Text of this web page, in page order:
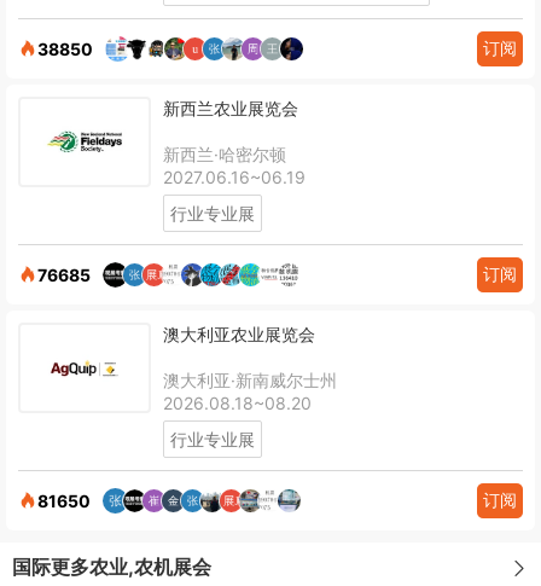
38850 订阅
新西兰农业展览会
新西兰·哈密尔顿
2027.06.16~06.19
行业专业展
76685 订阅
澳大利亚农业展览会
澳大利亚·新南威尔士州
2026.08.18~08.20
行业专业展
81650 订阅
国际更多农业,农机展会